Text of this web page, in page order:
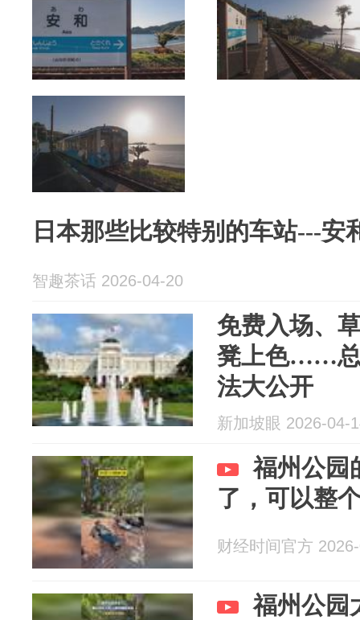
日本那些比较特别的车站---安
智趣茶话 2026-04-20
免费入场、
凳上色……总
法大公开
新加坡眼 2026-04-
福州公园
了，可以整
财经时间官方
福州公园